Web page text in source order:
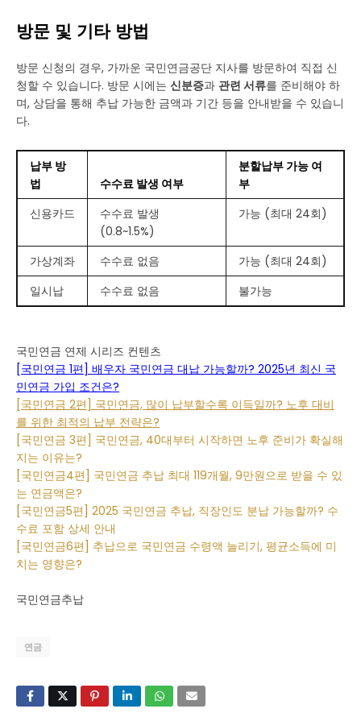
방문 및 기타 방법
방문 신청의 경우, 가까운 국민연금공단 지사를 방문하여 직접 신
청할 수 있습니다. 방문 시에는 신분증과 관련 서류를 준비해야 하
며, 상담을 통해 추납 가능한 금액과 기간 등을 안내받을 수 있습니
다.
납부 방
법
수수료 발생 여부
분할납부 가능 여
부
신용카드
수수료 발생
(0.8~1.5%)
가능 (최대 24회)
가상계좌 수수료 없음
가능 (최대 24회)
일시납
수수료 없음 불가능
국민연금 연제 시리즈 컨텐츠
[국민연금 1편] 배우자 국민연금 대납 가능할까? 2025년 최신 국
민연금 가입 조건은?
[국민연금 2편] 국민연금, 많이 납부할수록 이득일까? 노후 대비
를 위한 최적의 납부 전략은?
[국민연금 3편] 국민연금, 40대부터 시작하면 노후 준비가 확실해
지는 이유는?
[국민연금4편] 국민연금 추납 최대 119개월, 9만원으로 받을 수 있
는 연금액은?
[국민연금5편] 2025 국민연금 추납, 직장인도 분납 가능할까? 수
수료 포함 상세 안내
[국민연금6편] 추납으로 국민연금 수령액 늘리기, 평균소득에 미
치는 영향은?
국민연금추납
연금